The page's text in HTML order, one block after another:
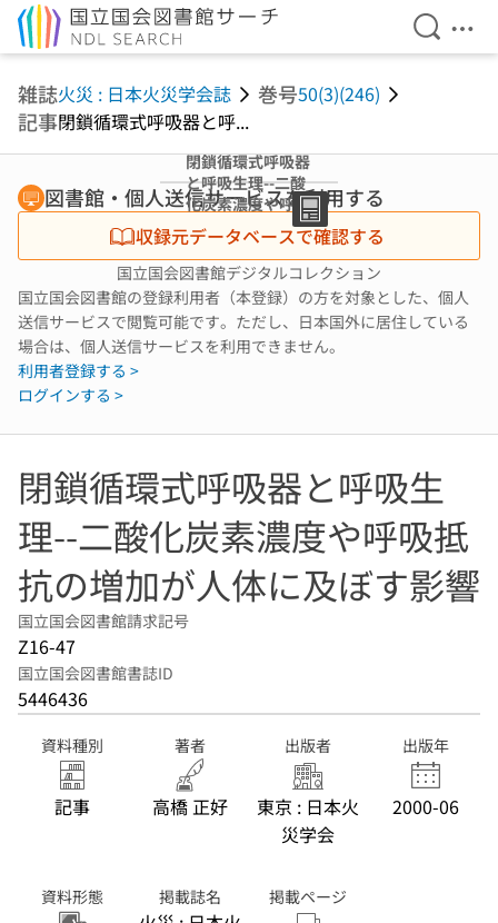
検索を
メ
雑誌火災 : 日本火災学会誌 巻号50(3)(246)
記事閉鎖循環式呼吸器と呼...
閉鎖循環式呼吸器
と呼吸生理--二酸
化炭素濃度や呼吸
抵抗の増加が人体
に及ぼす影響
図書館・個人送信サービスを利用する
収録元データベースで確認する
国立国会図書館デジタルコレクション
国立国会図書館の登録利用者（本登録）の方を対象とした、個人
送信サービスで閲覧可能です。ただし、日本国外に居住している
場合は、個人送信サービスを利用できません。
利用者登録する >
ログインする >
閉鎖循環式呼吸器と呼吸生
理--二酸化炭素濃度や呼吸抵
抗の増加が人体に及ぼす影響
国立国会図書館請求記号
Z16-47
国立国会図書館書誌ID
5446436
資料種別
記事
著者
高橋 正好
出版者
東京 : 日本火
災学会
出版年
2000-06
資料形態 掲載誌名 掲載ページ